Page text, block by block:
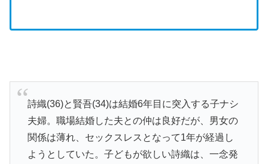
詩織(36)と賢吾(34)は結婚6年目に突入する子ナシ
夫婦。職場結婚した夫との仲は良好だが、男女の
関係は薄れ、セックスレスとなって1年が経過し
ようとしていた。子どもが欲しい詩織は、一念発